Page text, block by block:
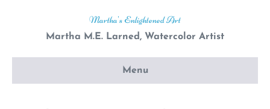
Martha's Enlightened Art
Martha M.E. Larned, Watercolor Artist
Menu